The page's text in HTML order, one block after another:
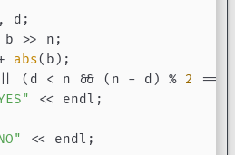
d;
b >> n;
abs(b);
(d < n && (n - d) % 2 ==
<< endl;
<< endl;